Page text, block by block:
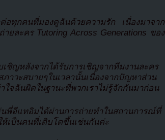
อทุกคนที่มองดูฉันด้วยความรัก เนื่องมาจาก
ยละคร Tutoring Across Generations ของ
ชิญหลังจากได้รับการเชิญจากทีมงานละคร
าวะสบายๆในเวลานั้นเนื่องจากปัญหาส่วน
ใจฉันผิดในฐานะที่พวกเราไม่รู้จักกันมาก่อน
พี่อีแทอิมได้ผ่านการถ่ายทำในสถานการณ์ที่
เป็นคนที่เติบโตขึ้นเช่นกันค่ะ